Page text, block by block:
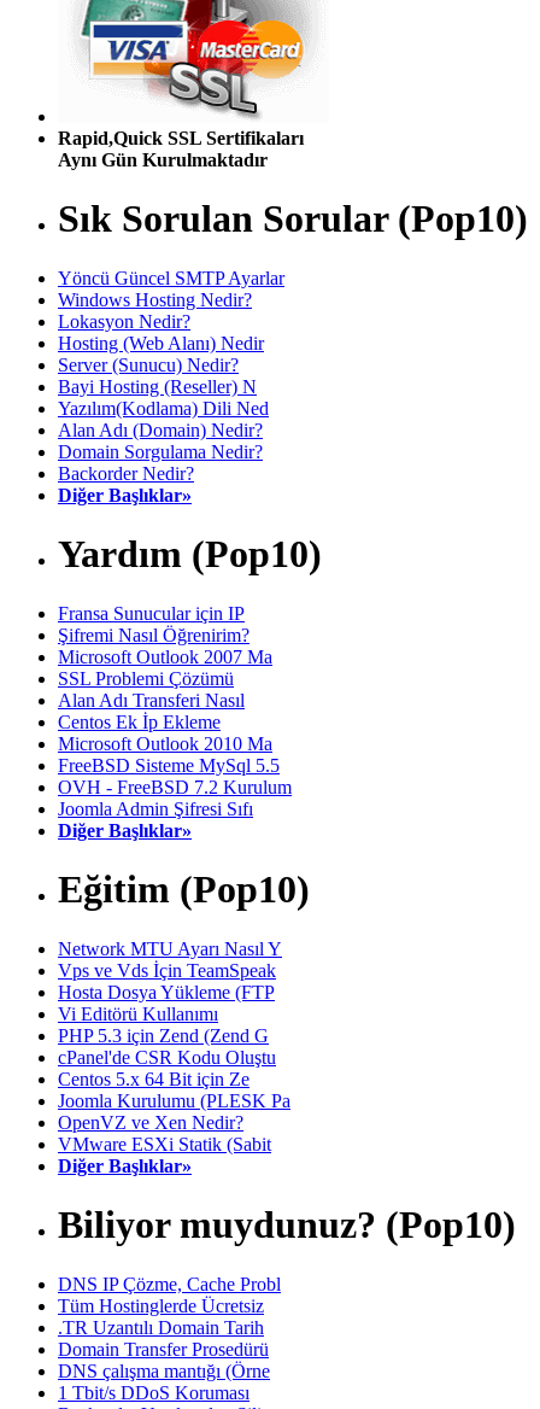
Rapid,Quick SSL Sertifikaları
Aynı Gün Kurulmaktadır
Sık Sorulan Sorular (Pop10)
Yöncü Güncel SMTP Ayarlar
Windows Hosting Nedir?
Lokasyon Nedir?
Hosting (Web Alanı) Nedir
Server (Sunucu) Nedir?
Bayi Hosting (Reseller) N
Yazılım(Kodlama) Dili Ned
Alan Adı (Domain) Nedir?
Domain Sorgulama Nedir?
Backorder Nedir?
Diğer Başlıklar»
Yardım (Pop10)
Fransa Sunucular için IP
Şifremi Nasıl Öğrenirim?
Microsoft Outlook 2007 Ma
SSL Problemi Çözümü
Alan Adı Transferi Nasıl
Centos Ek İp Ekleme
Microsoft Outlook 2010 Ma
FreeBSD Sisteme MySql 5.5
OVH - FreeBSD 7.2 Kurulum
Joomla Admin Şifresi Sıfı
Diğer Başlıklar»
Eğitim (Pop10)
Network MTU Ayarı Nasıl Y
Vps ve Vds İçin TeamSpeak
Hosta Dosya Yükleme (FTP
Vi Editörü Kullanımı
PHP 5.3 için Zend (Zend G
cPanel'de CSR Kodu Oluştu
Centos 5.x 64 Bit için Ze
Joomla Kurulumu (PLESK Pa
OpenVZ ve Xen Nedir?
VMware ESXi Statik (Sabit
Diğer Başlıklar»
Biliyor muydunuz? (Pop10)
DNS IP Çözme, Cache Probl
Tüm Hostinglerde Ücretsiz
.TR Uzantılı Domain Tarih
Domain Transfer Prosedürü
DNS çalışma mantığı (Örne
1 Tbit/s DDoS Koruması